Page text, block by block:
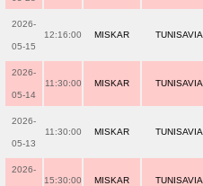
2026-
05-15
12:16:00 MISKAR TUNISAVIA
2026-
05-14
11:30:00 MISKAR TUNISAVIA
2026-
05-13
11:30:00 MISKAR TUNISAVIA
2026-
15:30:00 MISKAR TUNISAVIA